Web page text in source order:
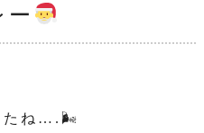
ー
たね….🌬